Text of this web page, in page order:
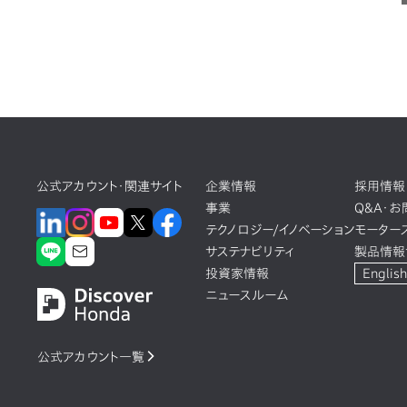
公式アカウント・関連サイト
公式アカウント一覧
企業情報
事業
テクノロジー/イノベーション
サステナビリティ
投資家情報
ニュースルーム
採用情報
Q&A・
モーター
製品情報
English